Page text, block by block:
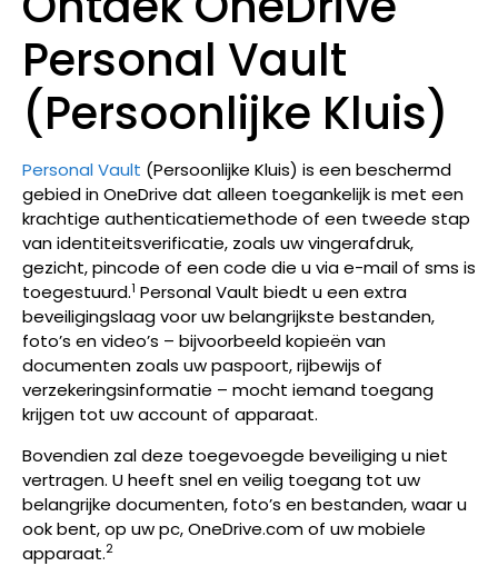
Personal Vault
(Persoonlijke Kluis)
Personal Vault (Persoonlijke Kluis) is een beschermd
gebied in OneDrive dat alleen toegankelijk is met een
krachtige authenticatiemethode of een tweede stap
van identiteitsverificatie, zoals uw vingerafdruk,
gezicht, pincode of een code die u via e-mail of sms is
toegestuurd.1 Personal Vault biedt u een extra
beveiligingslaag voor uw belangrijkste bestanden,
foto’s en video’s – bijvoorbeeld kopieën van
documenten zoals uw paspoort, rijbewijs of
verzekeringsinformatie – mocht iemand toegang
krijgen tot uw account of apparaat.
Bovendien zal deze toegevoegde beveiliging u niet
vertragen. U heeft snel en veilig toegang tot uw
belangrijke documenten, foto’s en bestanden, waar u
ook bent, op uw pc, OneDrive.com of uw mobiele
apparaat.2